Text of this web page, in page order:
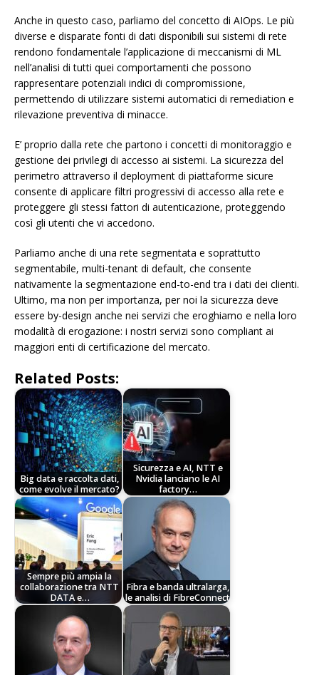
Anche in questo caso, parliamo del concetto di AIOps. Le più
diverse e disparate fonti di dati disponibili sui sistemi di rete
rendono fondamentale l’applicazione di meccanismi di ML
nell’analisi di tutti quei comportamenti che possono
rappresentare potenziali indici di compromissione,
permettendo di utilizzare sistemi automatici di remediation e
rilevazione preventiva di minacce.
E’ proprio dalla rete che partono i concetti di monitoraggio e
gestione dei privilegi di accesso ai sistemi. La sicurezza del
perimetro attraverso il deployment di piattaforme sicure
consente di applicare filtri progressivi di accesso alla rete e
proteggere gli stessi fattori di autenticazione, proteggendo
così gli utenti che vi accedono.
Parliamo anche di una rete segmentata e soprattutto
segmentabile, multi-tenant di default, che consente
nativamente la segmentazione end-to-end tra i dati dei clienti.
Ultimo, ma non per importanza, per noi la sicurezza deve
essere by-design anche nei servizi che eroghiamo e nella loro
modalità di erogazione: i nostri servizi sono compliant ai
maggiori enti di certificazione del mercato.
Related Posts:
Big data e raccolta dati,
come evolve il mercato?
Sicurezza e AI, NTT e
Nvidia lanciano le AI
factory…
Sempre più ampia la
collaborazione tra NTT
DATA e…
Fibra e banda ultralarga,
le analisi di FibreConnect